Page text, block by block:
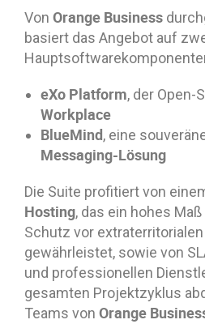
Von Orange Business
basiert das Angebot auf
eXo Platform, der Open-
Workplace
BlueMind, eine
Messaging-Lösung
Die Suite profitiert von
Hosting, das ein hohes
Schutz vor
gewährleistet, sowie von
und professionellen
gesamten Projektzyklus
Teams von Orange